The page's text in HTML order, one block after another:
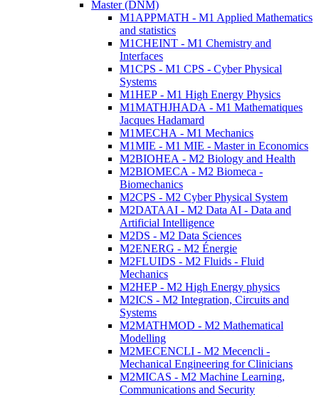
Master (DNM)
M1APPMATH - M1 Applied Mathematics
and statistics
M1CHEINT - M1 Chemistry and
Interfaces
M1CPS - M1 CPS - Cyber Physical
Systems
M1HEP - M1 High Energy Physics
M1MATHJHADA - M1 Mathematiques
Jacques Hadamard
M1MECHA - M1 Mechanics
M1MIE - M1 MIE - Master in Economics
M2BIOHEA - M2 Biology and Health
M2BIOMECA - M2 Biomeca -
Biomechanics
M2CPS - M2 Cyber Physical System
M2DATAAI - M2 Data AI - Data and
Artificial Intelligence
M2DS - M2 Data Sciences
M2ENERG - M2 Énergie
M2FLUIDS - M2 Fluids - Fluid
Mechanics
M2HEP - M2 High Energy physics
M2ICS - M2 Integration, Circuits and
Systems
M2MATHMOD - M2 Mathematical
Modelling
M2MECENCLI - M2 Mecencli -
Mechanical Engineering for Clinicians
M2MICAS - M2 Machine Learning,
Communications and Security